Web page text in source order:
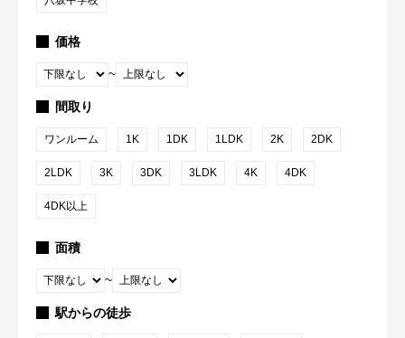
価格
~
間取り
ワンルーム 1K 1DK 1LDK 2K 2DK
2LDK 3K 3DK 3LDK 4K 4DK
4DK以上
面積
~
駅からの徒歩